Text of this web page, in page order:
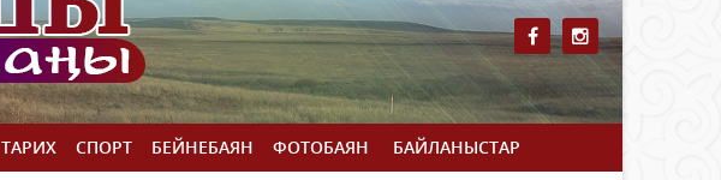
ТАРИХ СПОРТ БЕЙНЕБАЯН ФОТОБАЯН БАЙЛАНЫСТАР